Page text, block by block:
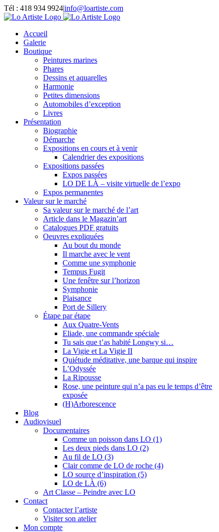
Passer
au
Tél : 418 934 9924|info@loartiste.com
Facebook
Instagram
Email
Pinterest
YouTube
Accueil
Galerie
Boutique
Peintures marines
Phares
Dessins et aquarelles
Harmonie
Petites dimensions
Automobiles d’exception
Livres
Présentation
Biographie
Démarche
Expositions en cours et à venir
Calendrier des expositions
Expositions passées
Expos passées
LO DE LÀ – visite virtuelle de l’expo
Expos permanentes
Valeur sur le marché
Sa valeur sur le marché de l’art
Article dans le Magazin’art
Catalogues PDF gratuits
Oeuvres expliquées
Au bout du monde
Il marche avec le vent
Comme une symphonie
Tempus Fugit
Une fenêtre sur l’horizon
Symphonie
Plaisance
Port de Sillery
Étape par étape
Aux Quatre-Vents
Eliade, une commande spéciale
Tu sais que t’as habité Longwy si…
La Vigie et La Vigie II
Quiétude méditative, une barque qui inspire
L’Odyssée
La Ripousse
Rose, une peinture qui n’a pas eu le temps d’être
exposée
(H)Arborescence
Blog
Audiovisuel
Documentaires
Comme un poisson dans LO (1)
Les deux pieds dans LO (2)
Au fil de LO (3)
Clair comme de LO de roche (4)
LO source d’inspiration (5)
LO de LÀ (6)
Art Classe – Peindre avec LO
Contact
Contacter l’artiste
Visiter son atelier
Mon compte